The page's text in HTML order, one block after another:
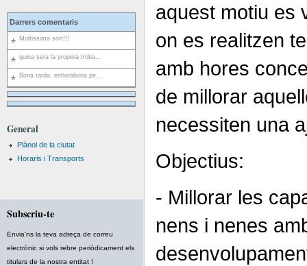
Darrers comentaris
Moltissima sort!!!
quina sera la propera troba...
Bona tarda, enhorabona pe...
General
Plànol de la ciutat
Horaris i Transports
Subscriu-te
Envia'ns la teva adreça de correu
electrònic si vols rebre periòdicament els
titulars de la nostra entitat !
aquest motiu es
on es realitzen
amb hores
de millorar
necessiten una
Objectius:
- Millorar les
nens i nenes